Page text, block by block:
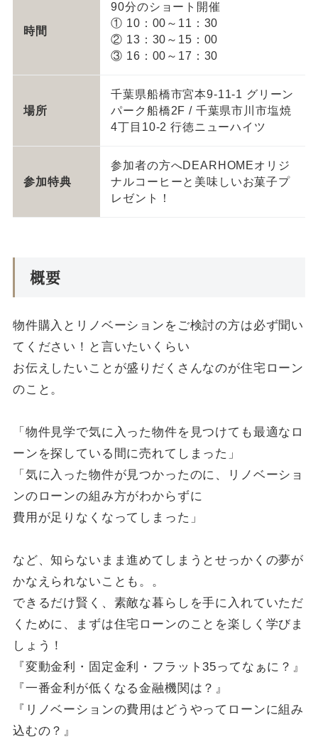
時間
90分のショート開催
① 10：00～11：30
② 13：30～15：00
③ 16：00～17：30
場所
千葉県船橋市宮本9-11-1 グリーン
パーク船橋2F / 千葉県市川市塩焼
4丁目10-2 行徳ニューハイツ
参加特典
参加者の方へDEARHOMEオリジ
ナルコーヒーと美味しいお菓子プ
レゼント！
概要
物件購入とリノベーションをご検討の方は必ず聞い
てください！と言いたいくらい
お伝えしたいことが盛りだくさんなのが住宅ローン
のこと。
「物件見学で気に入った物件を見つけても最適なロ
ーンを探している間に売れてしまった」
「気に入った物件が見つかったのに、リノベーショ
ンのローンの組み方がわからずに
費用が足りなくなってしまった」
など、知らないまま進めてしまうとせっかくの夢が
かなえられないことも。。
できるだけ賢く、素敵な暮らしを手に入れていただ
くために、まずは住宅ローンのことを楽しく学びま
しょう！
『変動金利・固定金利・フラット35ってなぁに？』
『一番金利が低くなる金融機関は？』
『リノベーションの費用はどうやってローンに組み
込むの？』